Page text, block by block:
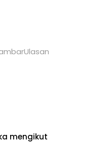
Ulasan
mengikut